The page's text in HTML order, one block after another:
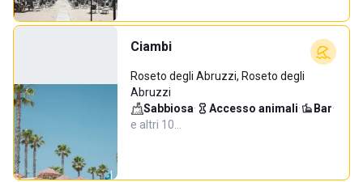
Ciambi
Roseto degli Abruzzi, Roseto degli
Abruzzi
Sabbiosa· Accesso animali· Bar·
e altri 10…